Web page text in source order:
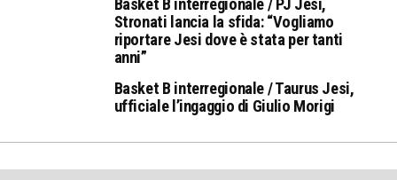
Basket B interregionale / PJ Jesi,
Stronati lancia la sfida: “Vogliamo
riportare Jesi dove è stata per tanti
anni”
Basket B interregionale / Taurus Jesi,
ufficiale l’ingaggio di Giulio Morigi